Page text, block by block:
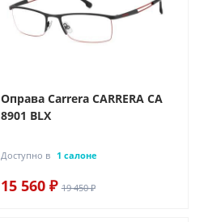
Оправа Carrera CARRERA CA
8901 BLX
Доступно в 1 салоне
15 560 ₽ 19 450 ₽